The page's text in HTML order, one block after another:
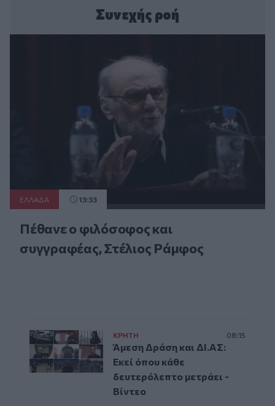
Συνεχής ροή
ΕΛΛAΔΑ 13:33
Πέθανε ο φιλόσοφος και
συγγραφέας, Στέλιος Ράμφος
ΚΡΗΤΗ 08:15
Άμεση Δράση και ΔΙ.ΑΣ:
Εκεί όπου κάθε
δευτερόλεπτο μετράει -
Βίντεο